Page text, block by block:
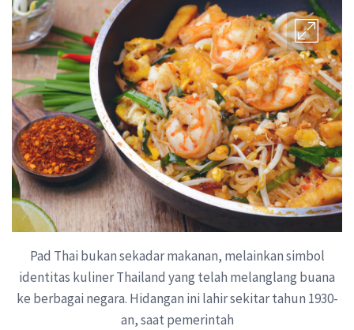
Pad Thai bukan sekadar makanan, melainkan simbol
identitas kuliner Thailand yang telah melanglang buana
ke berbagai negara. Hidangan ini lahir sekitar tahun 1930-
an, saat pemerintah